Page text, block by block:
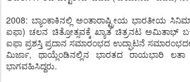
2008: ಬ್ಯಾಂಕಾಕಿನಲ್ಲಿ ಅಂತಾರಾಷ್ಟ್ರೀಯ ಭಾರತೀಯ
ಐಫಾ) ಚಲನ ಚಿತ್ರೋತ್ಸವಕ್ಕೆ ಖ್ಯಾತ ಚಿತ್ರನಟ ಅಮಿತಾಭ್
ಐಫಾ ಪ್ರಶಸ್ತಿ ಪ್ರದಾನ ಸಮಾರಂಭದ ಉದ್ಘಾಟನೆ
ಮಿರ್ಜಾ, ಥಾಯ್ಲೆಂಡಿನಲ್ಲಿನ ಭಾರತದ ರಾಯಭಾರಿ ಲತಾ
ಭಾಗವಹಿಸಿದ್ದರು.